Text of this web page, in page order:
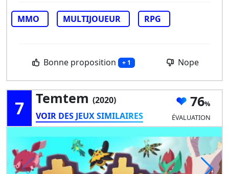
MMO MULTIJOUEUR RPG
Bonne proposition + 1 Nope
7 Temtem (2020)
VOIR DES JEUX SIMILAIRES
76
ÉVALUATION